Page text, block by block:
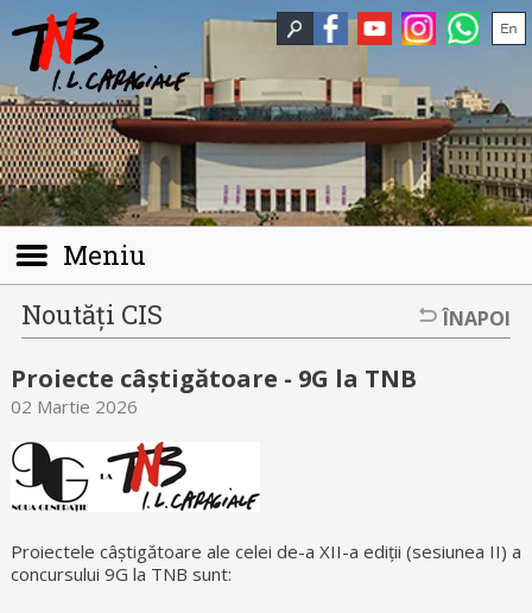
Meniu
ÎNAPOI
Noutăți CIS
Proiecte câștigătoare - 9G la TNB
02 Martie 2026
Proiectele câștigătoare ale celei de-a XII-a ediții (sesiunea II) a
concursului 9G la TNB sunt: